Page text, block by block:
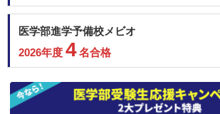
医学部進学予備校メビオ
2026年度 4名合格